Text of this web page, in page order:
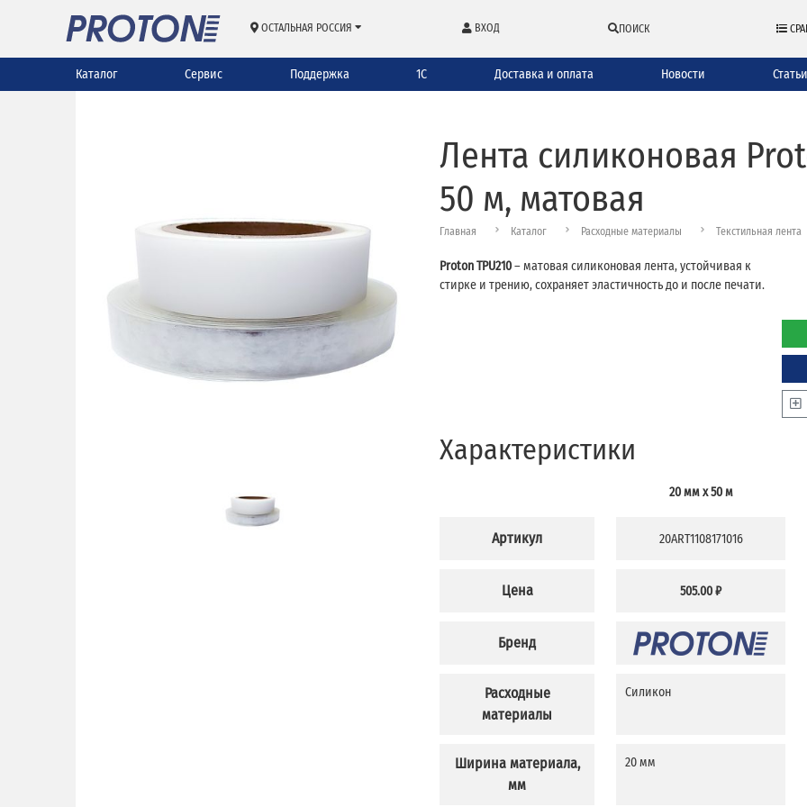
ОСТАЛЬНАЯ РОССИЯ ВХОД ПОИСК
Каталог Сервис Поддержка 1С Доставка и оплата Новости Статьи
Лента силиконовая
50 м, матовая
Главная Каталог Расходные материалы Текстильная лента
Proton TPU210– матовая силиконовая лента, устойчивая к
стирке и трению, сохраняет эластичность до и после печати.
Характеристики
Артикул
Цена
Бренд
Расходные
материалы
Ширина материала,
мм
20 мм x 50 м
20ART1108171016
505.00 ₽
Силикон
20 мм